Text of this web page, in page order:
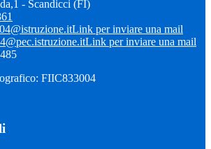
- Scandicci (FI)
Link per inviare una mail
Link per inviare una mail
FIIC833004